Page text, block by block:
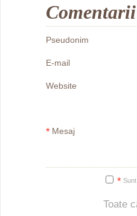
Pseudonim
E-mail
Website
* Mesaj
*
Toate